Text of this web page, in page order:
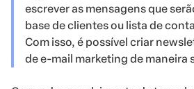
escrever as mensagens que
base de clientes ou lista de
Com isso, é possível criar
de e-mail marketing de maneira